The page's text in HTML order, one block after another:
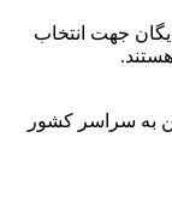
جهت انتخاب
به سراسر کشور